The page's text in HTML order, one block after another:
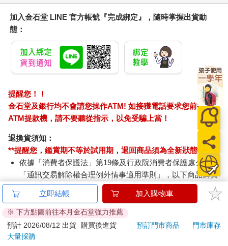
加入金石堂 LINE 官方帳號『完成綁定』，隨時掌握出貨動
態：
提醒您！！
金石堂及銀行均不會請您操作ATM! 如接獲電話要求您前往
ATM提款機，請不要聽從指示，以免受騙上當！
退換貨須知：
**提醒您，鑑賞期不等於試用期，退回商品須為全新狀態**
依據「消費者保護法」第19條及行政院消費者保護處公告之
「通訊交易解除權合理例外情事適用準則」，以下商品購買
後，除商品本身有瑕疵外，將不提供7天的猶豫期：
易於腐敗、保存期限較短或解約時即將逾期。（如：生
鮮食品）
依消費者要求所為之客製化給付。（客製化商品）
報紙、期刊或雜誌。（含MOOK、外文雜誌）
立即結帳 加入購物車
※ 下方點圖前往本月金石堂強力推薦
預計 2026/08/12 出貨
購買後進貨 預訂門市商品
門市庫存
大量採購